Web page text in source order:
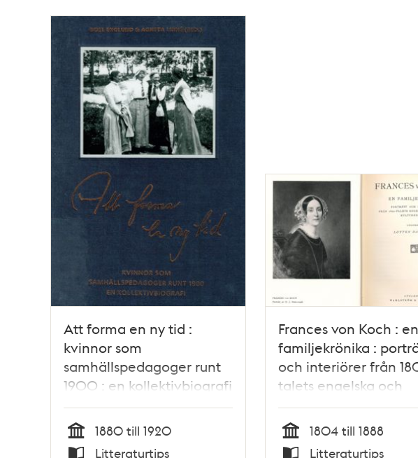
Relaterade
poster
teman
Att forma en ny tid :
kvinnor som
samhällspedagoger runt
1900 : en kollektivbiografi
/ Boel Englund (red)
Tid
1880 till 1920
Litteraturtips
Frances von Koch : en
familjekrönika :
och interiörer från
talets engelska och
svenska kulturkretsar
Lotten Dahlgren
Tid
1804 till 1888
Litteraturtips